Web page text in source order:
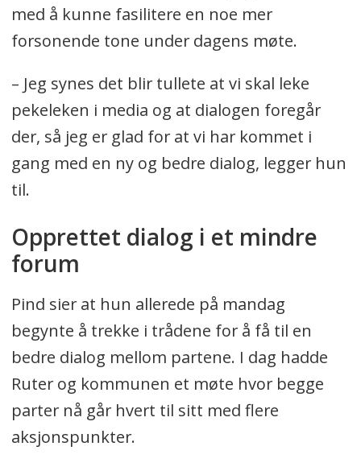
med å kunne fasilitere en noe mer
forsonende tone under dagens møte.
– Jeg synes det blir tullete at vi skal leke
pekeleken i media og at dialogen foregår
der, så jeg er glad for at vi har kommet i
gang med en ny og bedre dialog, legger hun
til.
Opprettet dialog i et mindre
forum
Pind sier at hun allerede på mandag
begynte å trekke i trådene for å få til en
bedre dialog mellom partene. I dag hadde
Ruter og kommunen et møte hvor begge
parter nå går hvert til sitt med flere
aksjonspunkter.